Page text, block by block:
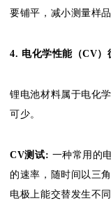
要铺平，减小测量样
4. 电化学性能（CV）
锂电池材料属于电化
可少。
CV测试: 一种常用的
的速率，随时间以三
电极上能交替发生不